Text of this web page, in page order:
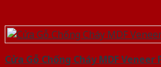
Cửa Gỗ Chống Cháy MDF Veneer